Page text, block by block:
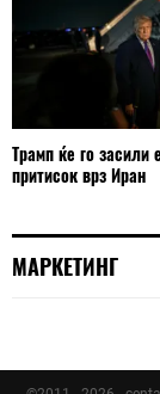
Трамп ќе го засили
притисок врз Иран
МАРКЕТИНГ